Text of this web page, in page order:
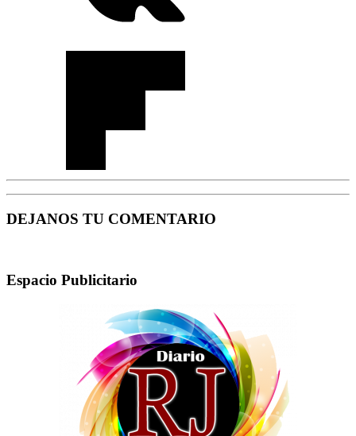
DEJANOS TU COMENTARIO
Espacio Publicitario